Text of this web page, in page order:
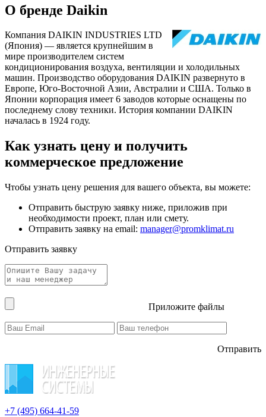
О бренде Daikin
Компания DAIKIN INDUSTRIES LTD
(Япония) — является крупнейшим в
мире производителем систем
кондиционирования воздуха, вентиляции и холодильных
машин. Производство оборудования DAIKIN развернуто в
Европе, Юго-Восточной Азии, Австралии и США. Только в
Японии корпорация имеет 6 заводов которые оснащены по
последнему слову техники. История компании DAIKIN
началась в 1924 году.
Как узнать цену и получить
коммерческое предложение
Чтобы узнать цену решения для вашего объекта, вы можете:
Отправить быструю заявку ниже, приложив при
необходимости проект, план или смету.
Отправить заявку на email: manager@promklimat.ru
Отправить заявку
Приложите файлы
Отправить
+7 (495) 664-41-59